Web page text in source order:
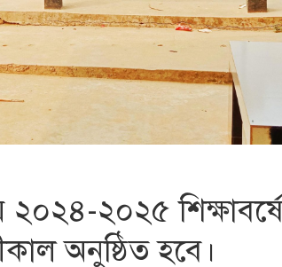
২০২৪-২০২৫
অনুষ্ঠিত হবে।